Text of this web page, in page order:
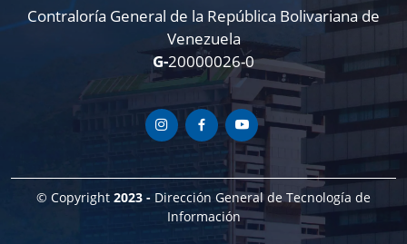
Contraloría General de la República Bolivariana de
Venezuela
G-20000026-0
© Copyright 2023 - Dirección General de Tecnología de
Información